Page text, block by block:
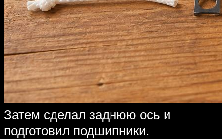
Затем сделал заднюю ось и
подготовил подшипники.